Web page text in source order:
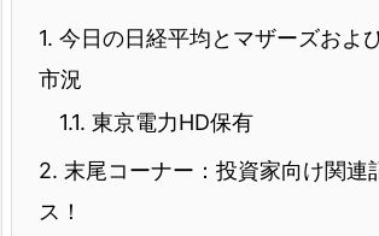
1. 今日の日経平均とマザーズおよ
市況
1.1. 東京電力HD保有
2. 末尾コーナー：投資家向け関連
ス！